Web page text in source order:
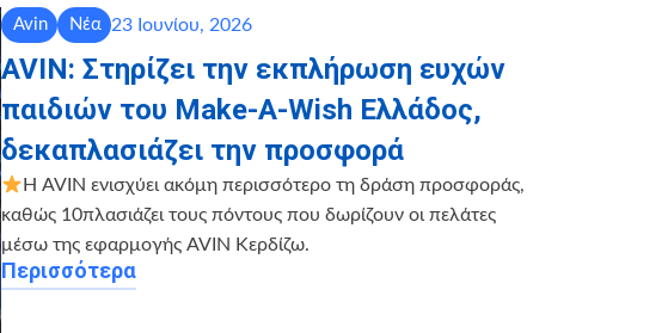
Avin Νέα 23 Ιουνίου, 2026
AVIN: Στηρίζει την εκπλήρωση ευχών
παιδιών του Make-A-Wish Ελλάδος,
δεκαπλασιάζει την προσφορά
Η AVIN ενισχύει ακόμη περισσότερο τη δράση προσφοράς,
καθώς 10πλασιάζει τους πόντους που δωρίζουν οι πελάτες
μέσω της εφαρμογής AVIN Κερδίζω.
Περισσότερα